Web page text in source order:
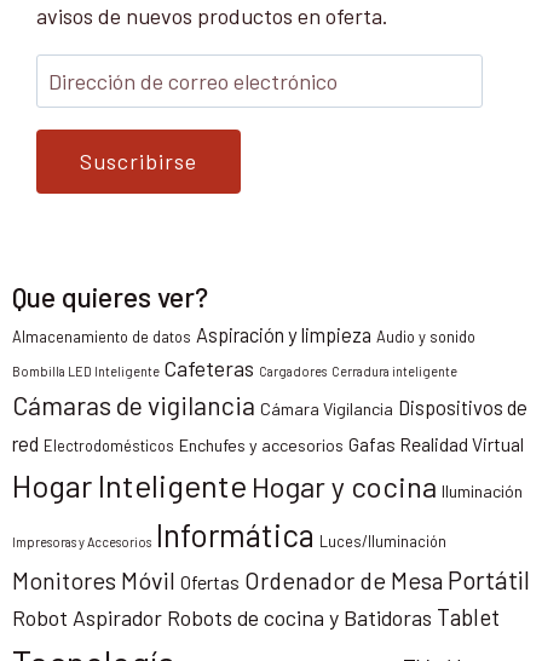
avisos de nuevos productos en oferta.
Suscribirse
Que quieres ver?
Almacenamiento de datos Aspiración y limpieza Audio y sonido
Bombilla LED Inteligente Cafeteras Cargadores Cerradura inteligente
Cámaras de vigilancia Cámara Vigilancia Dispositivos de
red Electrodomésticos Enchufes y accesorios Gafas Realidad Virtual
Hogar Inteligente Hogar y cocina Iluminación
Impresoras y Accesorios Informática Luces/Iluminación
Monitores Móvil Ofertas Ordenador de Mesa Portátil
Robot Aspirador Robots de cocina y Batidoras Tablet